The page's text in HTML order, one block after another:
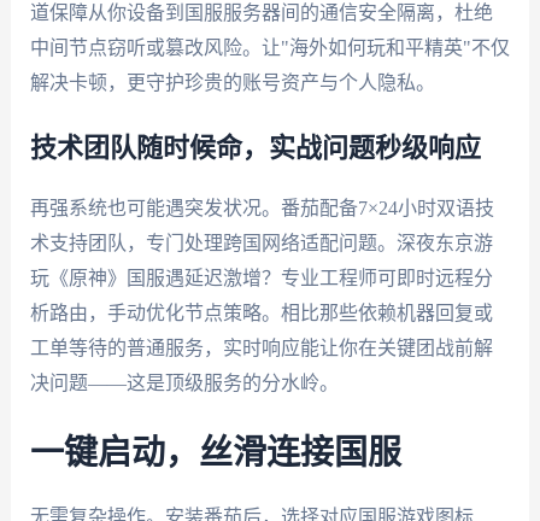
道保障从你设备到国服服务器间的通信安全隔离，杜绝
中间节点窃听或篡改风险。让"海外如何玩和平精英"不仅
解决卡顿，更守护珍贵的账号资产与个人隐私。
技术团队随时候命，实战问题秒级响应
再强系统也可能遇突发状况。番茄配备7×24小时双语技
术支持团队，专门处理跨国网络适配问题。深夜东京游
玩《原神》国服遇延迟激增？专业工程师可即时远程分
析路由，手动优化节点策略。相比那些依赖机器回复或
工单等待的普通服务，实时响应能让你在关键团战前解
决问题——这是顶级服务的分水岭。
一键启动，丝滑连接国服
无需复杂操作。安装番茄后，选择对应国服游戏图标